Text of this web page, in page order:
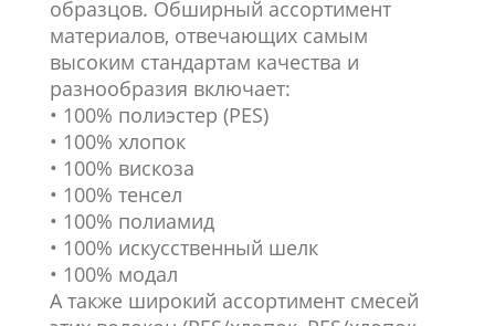
образцов. Обширный ассортимент
материалов, отвечающих самым
высоким стандартам качества и
разнообразия включает:
• 100% полиэстер (PES)
• 100% хлопок
• 100% вискоза
• 100% тенсел
• 100% полиамид
• 100% искусственный шелк
• 100% модал
А также широкий ассортимент смесей